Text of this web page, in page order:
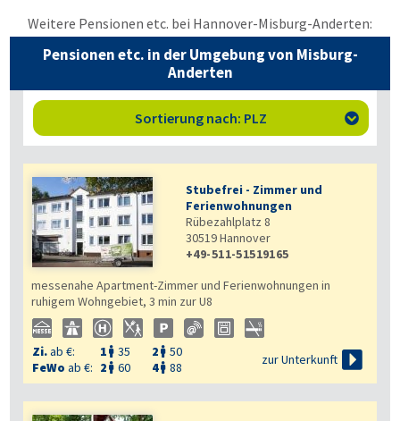
Weitere Pensionen etc. bei Hannover-Misburg-Anderten:
Pensionen etc. in der Umgebung von Misburg-
Anderten
Sortierung nach: PLZ 
Stubefrei - Zimmer und
Ferienwohnungen
Rübezahlplatz 8
30519Hannover
+49-511-51519165
Zi.ab €: 1  35 2  50
FeWo ab €: 2  60 4 88
messenahe Apartment-Zimmer und Ferienwohnungen in
ruhigem Wohngebiet, 3 min zur U8
zur Unterkunft 